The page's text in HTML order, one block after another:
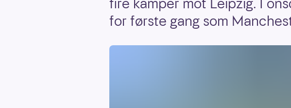
for første gang som